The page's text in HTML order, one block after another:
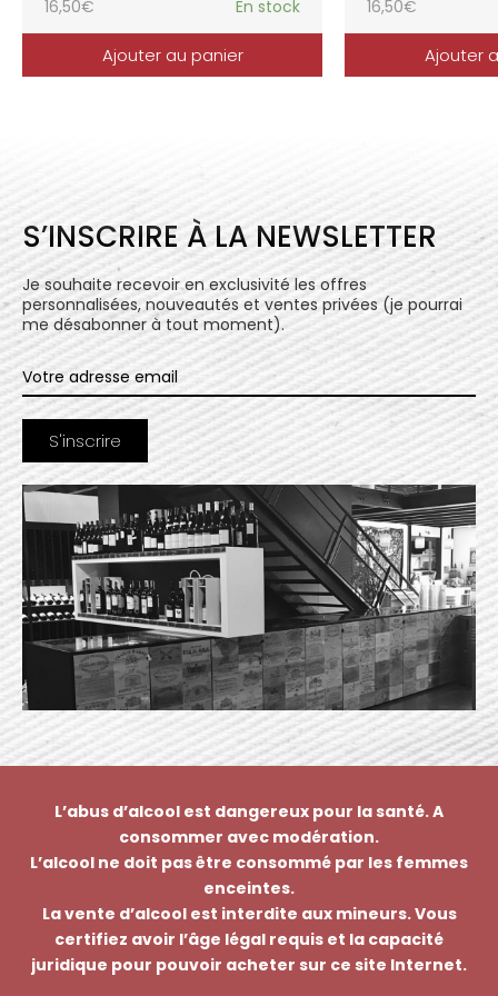
16,50€ En stock
Ajouter au panier
16,50€
Ajouter
S’INSCRIRE À LA NEWSLETTER
Je souhaite recevoir en exclusivité les offres
personnalisées, nouveautés et ventes privées (je pourrai
me désabonner à tout moment).
L’abus d’alcool est dangereux pour la santé. A
consommer avec modération.
L’alcool ne doit pas être consommé par les femmes
enceintes.
La vente d’alcool est interdite aux mineurs. Vous
certifiez avoir l’âge légal requis et la capacité
juridique pour pouvoir acheter sur ce site Internet.